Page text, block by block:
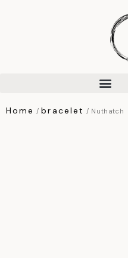
Home / bracelet / Nuthatch